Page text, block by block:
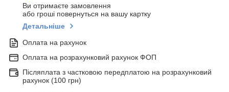
Ви отримаєте замовлення
або гроші повернуться на вашу картку
Детальніше
Оплата на рахунок
Оплата на розрахунковий рахунок ФОП
Післяплата з частковою передплатою на розрахунковий
рахунок (100 грн)